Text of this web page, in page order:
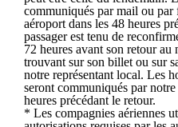
communiqués par mail ou
aéroport dans les 48 heures
passager est tenu de
72 heures avant son retour au
trouvant sur son billet ou sur
notre représentant local. Les
seront communiqués par
heures précédant le retour.
* Les compagnies aériennes